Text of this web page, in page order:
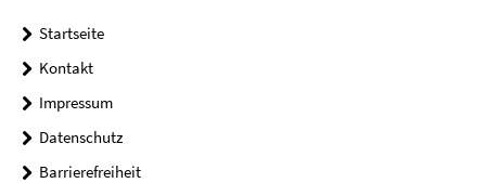
Startseite
Kontakt
Impressum
Datenschutz
Barrierefreiheit